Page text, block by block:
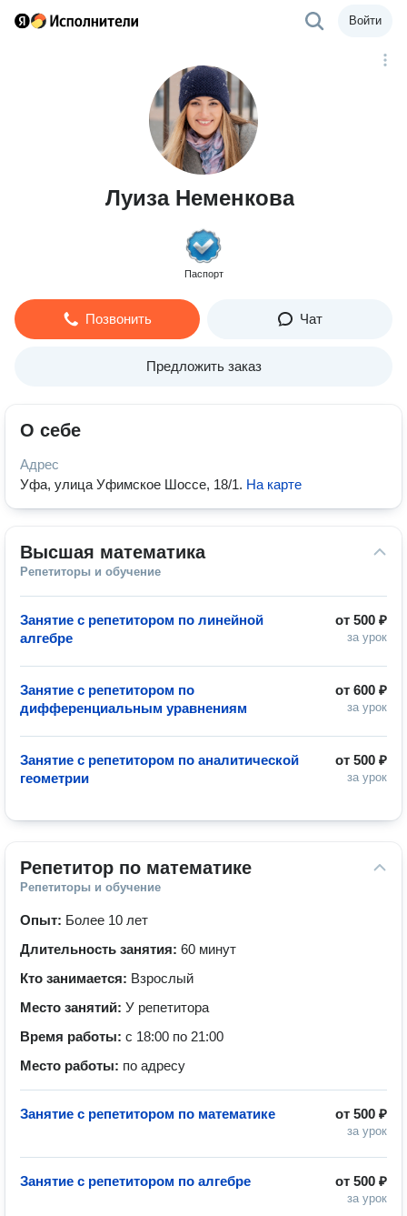
Войти
Луиза Неменкова
Паспорт
Позвонить Чат
Предложить заказ
О себе
Адрес
Уфа, улица Уфимское Шоссе, 18/1. На карте
Высшая математика
Репетиторы и обучение
от 500 ₽
за урок
Занятие с репетитором по линейной
алгебре
от 600 ₽
за урок
Занятие с репетитором по
дифференциальным уравнениям
от 500 ₽
за урок
Занятие с репетитором по аналитической
геометрии
Репетитор по математике
Репетиторы и обучение
Опыт: Более 10 лет
Длительность занятия: 60 минут
Кто занимается: Взрослый
Место занятий: У репетитора
Время работы: с 18:00 по 21:00
Место работы: по адресу
от 500 ₽
за урок
Занятие с репетитором по математике
от 500 ₽
за урок
Занятие с репетитором по алгебре